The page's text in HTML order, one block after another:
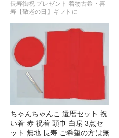
長寿御祝 プレゼント 着物古希・喜
寿【敬老の日】ギフトに
ちゃんちゃんこ 還暦セット 祝
い着 赤 祝着 頭巾 白扇 3点セ
ット 無地 長寿 ご希望の方は無